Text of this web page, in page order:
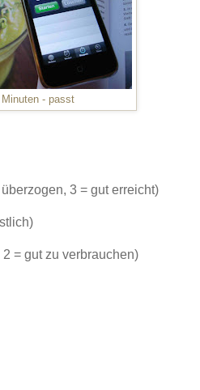
- passt
3 = gut erreicht)
= gut zu verbrauchen)